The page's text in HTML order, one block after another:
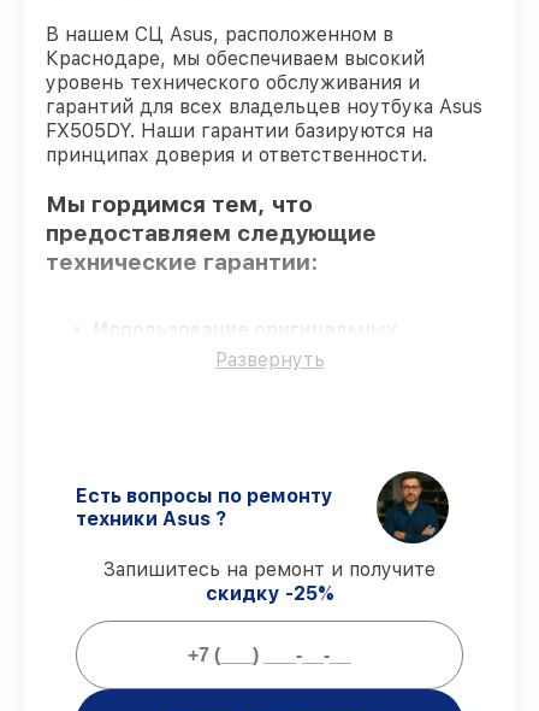
В нашем СЦ Asus, расположенном в
Краснодаре, мы обеспечиваем высокий
уровень технического обслуживания и
гарантий для всех владельцев ноутбука Asus
FX505DY. Наши гарантии базируются на
принципах доверия и ответственности.
Мы гордимся тем, что
предоставляем следующие
технические гарантии:
– для всех видов сервиса
–
восстановление ноутбука FX505DY
выполняется строго в оговоренные
Сервис с гарантией– обслуживаем
ноутбуков всегда со строгим
соблюдением гарантийных обязательств.
Мы гарантируем:
Развернуть
Есть вопросы по ремонту
техники Asus ?
Запишитесь на ремонт и получите
скидку -25%